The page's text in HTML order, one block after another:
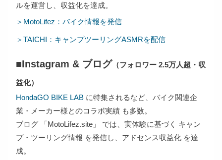
ルを運営し、収益化を達成。
＞MotoLifez：バイク情報を発信
＞TAICHI：キャンプツーリングASMRを配信
■Instagram & ブログ （フォロワー 2.5万人超・収
益化）
HondaGO BIKE LAB に特集されるなど、バイク関連企
業・メーカー様とのコラボ実績 も多数。
ブログ 「MotoLifez.site」 では、実体験に基づく キャン
プ・ツーリング情報 を発信し、アドセンス収益化 を達
成。